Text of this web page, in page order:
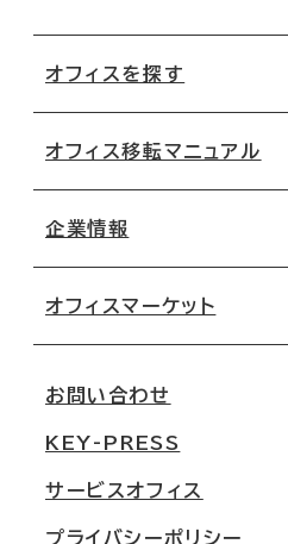
オフィスを探す
地図から探す
路線・駅から探す
オフィス移転マニュアル
移転コストシミュレーション
移転スケジュール
オフィス移転Q&A
企業情報
オフィスマーケット
大阪
名古屋
お問い合わせ
KEY-PRESS
サービスオフィス
プライバシーポリシー